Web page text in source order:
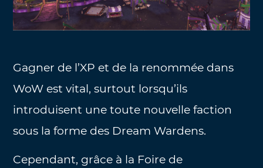
Gagner de l’XP et de la renommée dans
WoW est vital, surtout lorsqu’ils
introduisent une toute nouvelle faction
sous la forme des Dream Wardens.
Cependant, grâce à la Foire de